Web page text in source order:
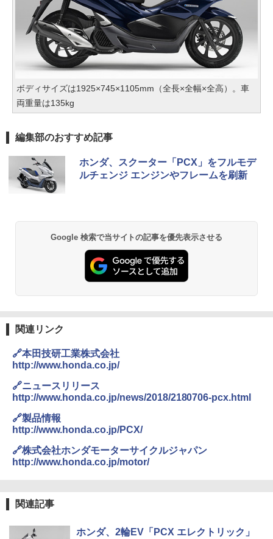
ボディサイズは1925×745×1105mm（全長×全幅×全高）。車
両重量は135kg
編集部のおすすめ記事
ホンダ、スクーター「PCX」をフルモデ
ルチェンジ エンジンやフレームを刷新
Google 検索で当サイトの記事を優先表示させる
関連リンク
🔗本田技研工業株式会社
http://www.honda.co.jp/
🔗ニュースリリース
http://www.honda.co.jp/news/2018/2180706-pcx.html
🔗製品情報
http://www.honda.co.jp/PCX/
🔗株式会社ホンダモーターサイクルジャパン
http://www.honda.co.jp/motor/
関連記事
ホンダ、2輪EV「PCX エレクトリック」